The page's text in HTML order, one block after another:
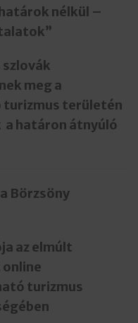
nélkül –
szlovák
meg a
területén
a határon átnyúló
Börzsöny
az elmúlt
turizmus